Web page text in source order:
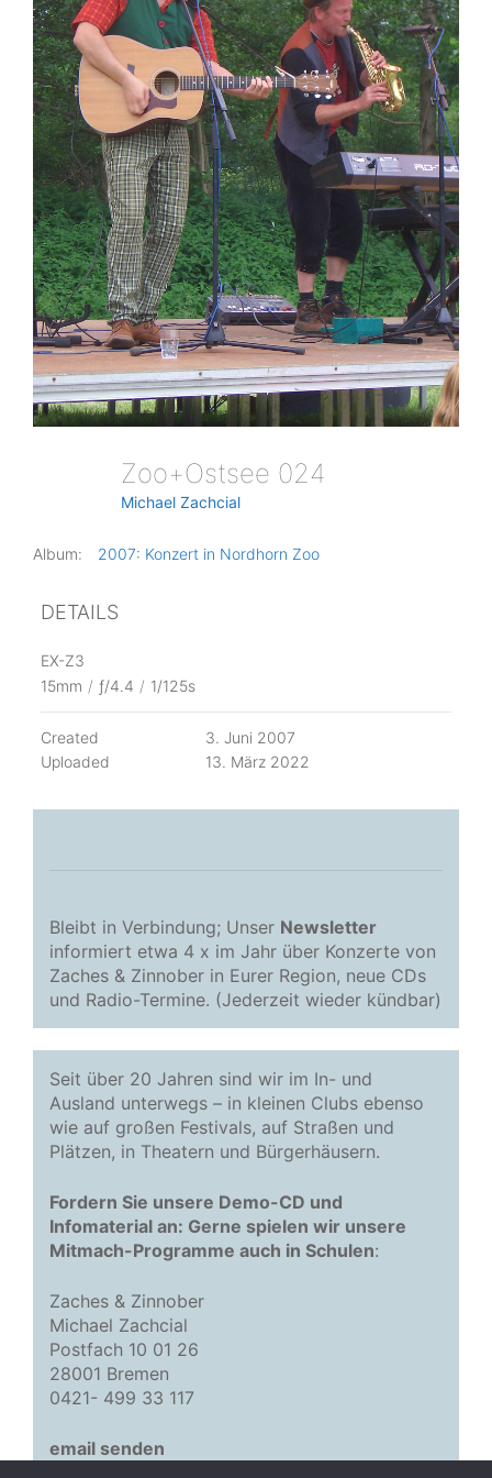
Zoo+ostsee 024
Michael Zachcial
Album: 2007: Konzert in Nordhorn Zoo
DETAILS
EX-Z3
15mm / ƒ/4.4 / 1/125s
Created
3. Juni 2007
Uploaded
13. März 2022
Bleibt in Verbindung; Unser Newsletter
informiert etwa 4 x im Jahr über Konzerte von
Zaches & Zinnober in Eurer Region, neue CDs
und Radio-Termine. (Jederzeit wieder kündbar)
Seit über 20 Jahren sind wir im In- und
Ausland unterwegs – in kleinen Clubs ebenso
wie auf großen Festivals, auf Straßen und
Plätzen, in Theatern und Bürgerhäusern.
Fordern Sie unsere Demo-CD und
Infomaterial an: Gerne spielen wir unsere
Mitmach-Programme auch in Schulen:
Zaches & Zinnober
Michael Zachcial
Postfach 10 01 26
28001 Bremen
0421- 499 33 117
email senden